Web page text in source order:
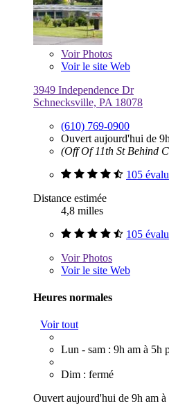
VoirPhotos
Voir le site Web
3949 Independence Dr
Schnecksville, PA 18078
(610) 769-0900
Ouvert aujourd'hui de
(Off Of 11th St Behind
105
Distance estimée
4,8 milles
105
VoirPhotos
Voir le site Web
Heures normales
Voir tout
Lun - sam : 9h am à 5h
Dim : fermé
Ouvert aujourd'hui de 9h am à